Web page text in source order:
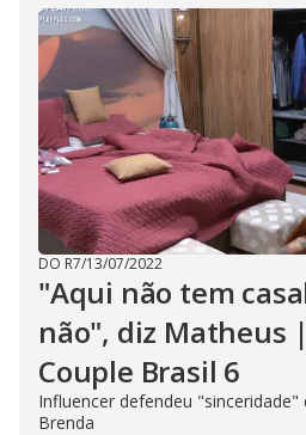
DO R7/13/07/2022
"Aqui não tem
não", diz Matheus
Couple Brasil 6
Influencer defendeu
Brenda